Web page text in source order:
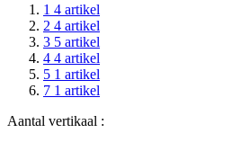
1 4 artikel
2 4 artikel
3 5 artikel
4 4 artikel
5 1 artikel
7 1 artikel
Aantal vertikaal :